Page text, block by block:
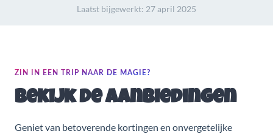
Laatst bijgewerkt: 27 april 2025
ZIN IN EEN TRIP NAAR DE MAGIE?
Bekijk de aanbiedingen
Geniet van betoverende kortingen en onvergetelijke